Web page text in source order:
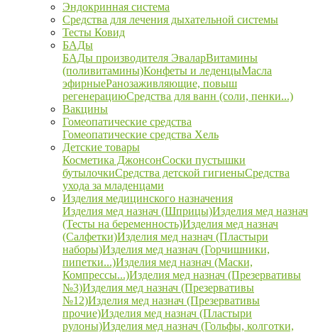
Эндокринная система
Средства для лечения дыхательной системы
Тесты Ковид
БАДы
БАДы производителя ЭваларВитамины
(поливитамины)Конфеты и леденцыМасла
эфирныеРанозаживляющие, повыш
регенерациюСредства для ванн (соли, пенки...)
Вакцины
Гомеопатические средства
Гомеопатические средства Хель
Детские товары
Косметика ДжонсонСоски пустышки
бутылочкиСредства детской гигиеныСредства
ухода за младенцами
Изделия медицинского назначения
Изделия мед назнач (Шприцы)Изделия мед назнач
(Тесты на беременность)Изделия мед назнач
(Салфетки)Изделия мед назнач (Пластыри
наборы)Изделия мед назнач (Горчишники,
пипетки...)Изделия мед назнач (Маски,
Компрессы...)Изделия мед назнач (Презервативы
№3)Изделия мед назнач (Презервативы
№12)Изделия мед назнач (Презервативы
прочие)Изделия мед назнач (Пластыри
рулоны)Изделия мед назнач (Гольфы, колготки,